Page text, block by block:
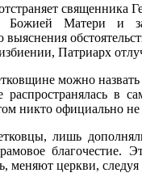
священника
Божией Матери и
Патриарх
можно
распространялась в
никто официально не
лишь
меняют церкви,